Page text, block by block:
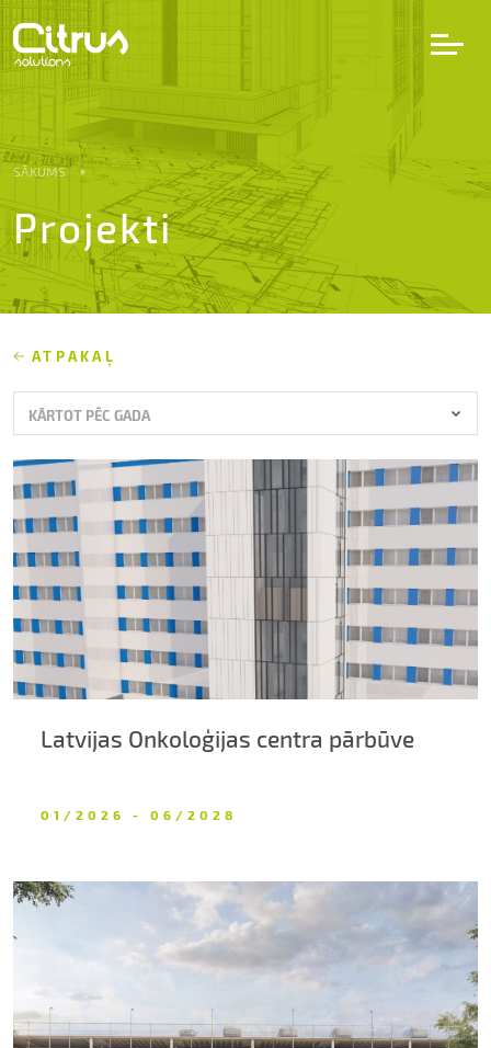
Pakalpojumi
Projekti
Partneri
Karjera
Par uzņēmumu
Kontakti
SĀKUMS
Projekti
ATPAKAĻ
KĀRTOT PĒC GADA
Latvijas Onkoloģijas centra pārbūve
01/2026 - 06/2028